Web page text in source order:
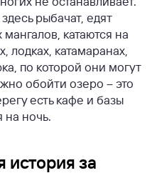
рыбачат, едят
катаются на
лодках, катамаранах,
по которой они могут
обойти озеро – это
есть кафе и базы
на ночь.
история за